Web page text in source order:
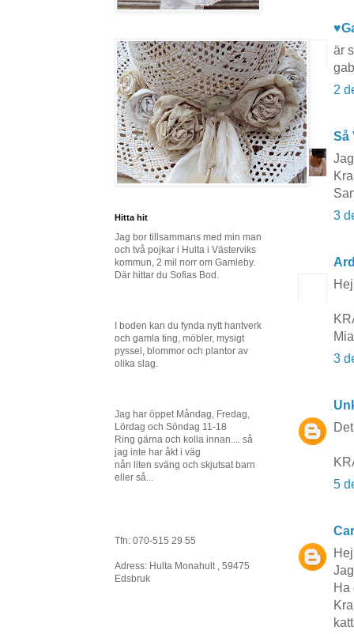
är
2
Så
3
Mia
3
5
Ha
Hitta hit
Jag bor tillsammans med min man
och två pojkar i Hulta i Västerviks
kommun, 2 mil norr om Gamleby.
Där hittar du Sofias Bod.
I boden kan du fynda nytt hantverk
och gamla ting, möbler, mysigt
pyssel, blommor och plantor av
olika slag.
Jag har öppet Måndag, Fredag,
Lördag och Söndag 11-18
Ring gärna och kolla innan.... så
jag inte har åkt i väg
nån liten sväng och skjutsat barn
eller så...
Tfn: 070-515 29 55
Adress: Hulta Monahult , 59475
Edsbruk